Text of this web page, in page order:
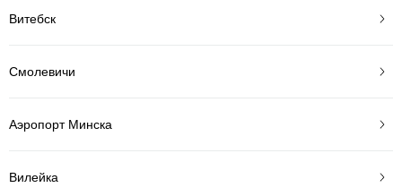
Витебск
Смолевичи
Аэропорт Минска
Вилейка